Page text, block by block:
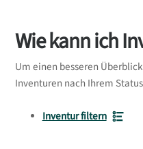
Wie kann ich
Um einen besseren
Inventuren nach Ihrem
Inventur filtern